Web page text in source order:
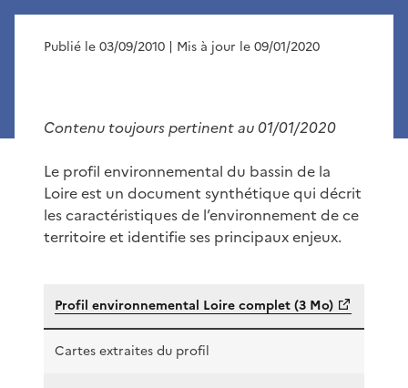
Publié le 03/09/2010 | Mis à jour le 09/01/2020
Contenu toujours pertinent au 01/01/2020
Le profil environnemental du bassin de la
Loire est un document synthétique qui décrit
les caractéristiques de l’environnement de ce
territoire et identifie ses principaux enjeux.
Profil environnemental Loire complet (3 Mo)
Cartes extraites du profil